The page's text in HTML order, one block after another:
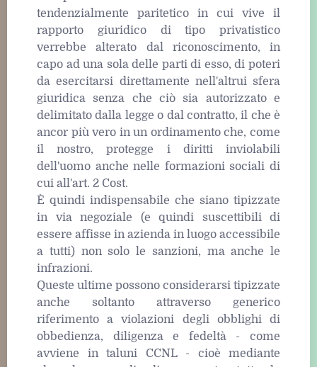
tendenzialmente paritetico in cui vive il
rapporto giuridico di tipo privatistico
verrebbe alterato dal riconoscimento, in
capo ad una sola delle parti di esso, di poteri
da esercitarsi direttamente nell'altrui sfera
giuridica senza che ciò sia autorizzato e
delimitato dalla legge o dal contratto, il che è
ancor più vero in un ordinamento che, come
il nostro, protegge i diritti inviolabili
dell'uomo anche nelle formazioni sociali di
cui all'art. 2 Cost.
È quindi indispensabile che siano tipizzate
in via negoziale (e quindi suscettibili di
essere affisse in azienda in luogo accessibile
a tutti) non solo le sanzioni, ma anche le
infrazioni.
Queste ultime possono considerarsi tipizzate
anche soltanto attraverso generico
riferimento a violazioni degli obblighi di
obbedienza, diligenza e fedeltà - come
avviene in taluni CCNL - cioè mediante